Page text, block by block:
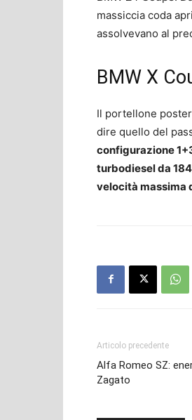
massiccia coda
assolvevano al
BMW X
Il portellone
dire quello del
configurazione
turbodiesel da
velocità massima
Articolo precedente
Alfa Romeo SZ:
Zagato